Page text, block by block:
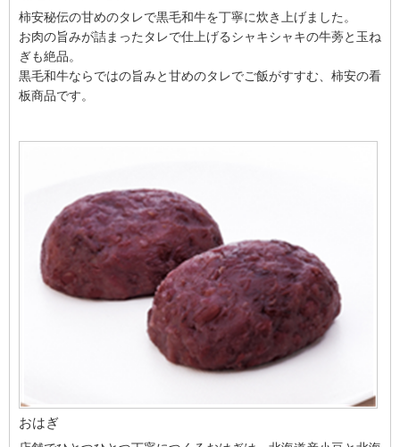
柿安秘伝の甘めのタレで黒毛和牛を丁寧に炊き上げました。
お肉の旨みが詰まったタレで仕上げるシャキシャキの牛蒡と玉ね
ぎも絶品。
黒毛和牛ならではの旨みと甘めのタレでご飯がすすむ、柿安の看
板商品です。
おはぎ